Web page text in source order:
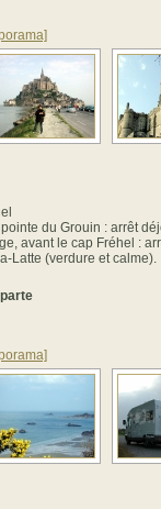
du Grouin : arrêt
avant le cap Fréhel :
Latte (verdure et calme).